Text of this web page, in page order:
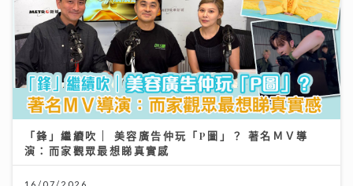
「鋒」繼續吹 | 美容廣告仲玩「P圖」？ 著名ＭＶ導
演：而家觀眾最想睇真實感